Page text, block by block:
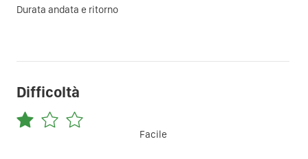
Durata andata e ritorno
Difficoltà
Facile